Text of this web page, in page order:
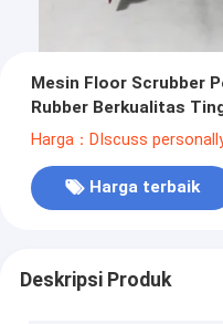
Mesin Floor Scrubber
Rubber Berkualitas
Harga：DIscuss
Harga terbaik
Deskripsi Produk